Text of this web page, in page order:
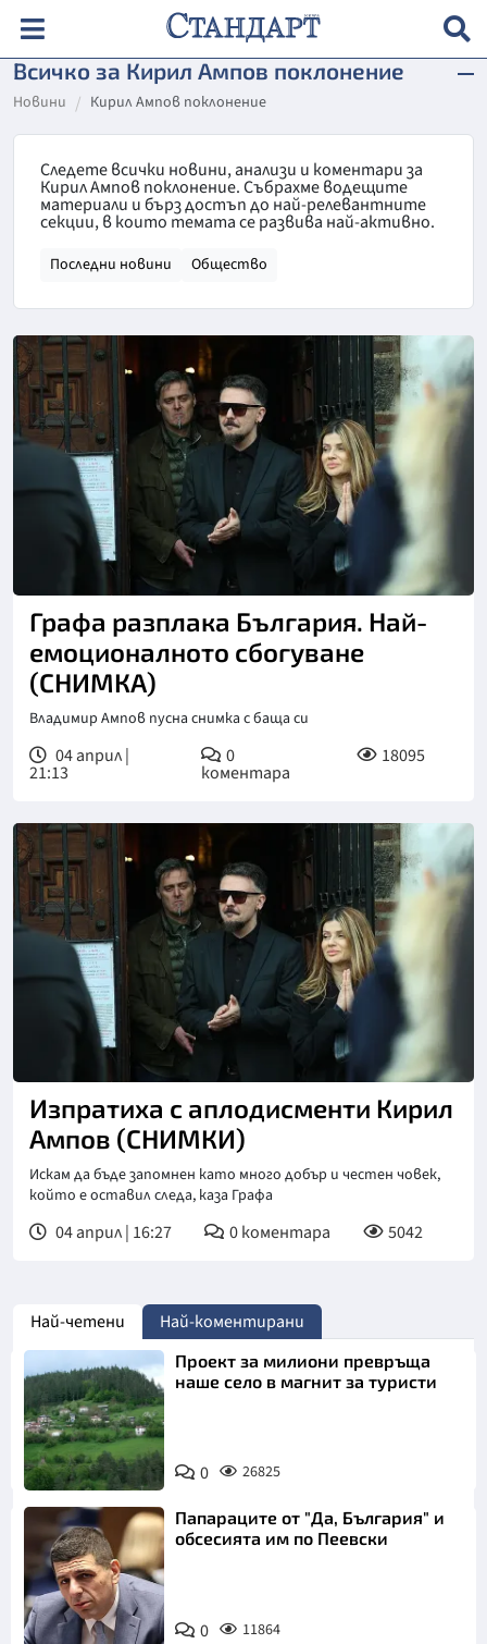
Всичко за Кирил Ампов поклонение
Новини Кирил Ампов поклонение
Следете всички новини, анализи и коментари за
Кирил Ампов поклонение. Събрахме водещите
материали и бърз достъп до най-релевантните
секции, в които темата се развива най-активно.
Последни новини Общество
Графа разплака България. Най-
емоционалното сбогуване
(СНИМКА)
Владимир Ампов пусна снимка с баща си
04 април |
21:13
0
коментара
18095
Изпратиха с аплодисменти Кирил
Ампов (СНИМКИ)
Искам да бъде запомнен като много добър и честен човек,
който е оставил следа, каза Графа
04 април | 16:27 0коментара 5042
Най-четени Най-коментирани
Проект за милиони превръща
наше село в магнит за туристи
0 26825
Папараците от "Да, България" и
обсесията им по Пеевски
0 11864